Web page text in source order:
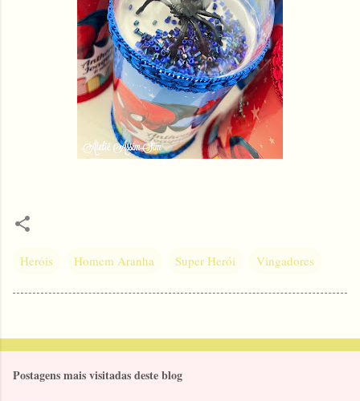
Heróis Homem Aranha Super Herói Vingadores
Postagens mais visitadas deste blog